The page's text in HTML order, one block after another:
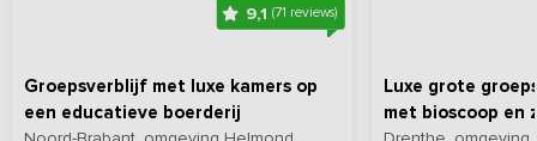
9,1(71 reviews)
Groepsverblijf met luxe kamers op
een educatieve boerderij
Luxe grote
met bioscoop en